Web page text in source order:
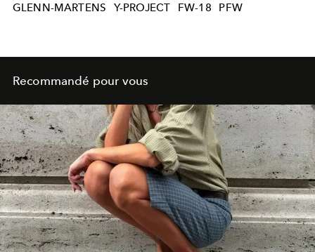
GLENN-MARTENS Y-PROJECT FW-18 PFW
Recommandé pour vous